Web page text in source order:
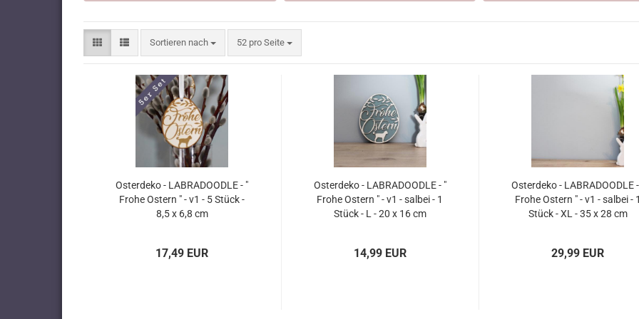
Sortieren nach
Sortieren nach 52 pro Seite
pro Seite
Osterdeko - LABRADOODLE - "
Frohe Ostern " - v1 - 5 Stück -
8,5 x 6,8 cm
17,49 EUR
Osterdeko - LABRADOODLE - "
Frohe Ostern " - v1 - salbei - 1
Stück - L - 20 x 16 cm
14,99 EUR
Osterdeko - LABRADOODLE
Frohe Ostern " - v1 - salbei -
Stück - XL - 35 x 28 cm
29,99 EUR